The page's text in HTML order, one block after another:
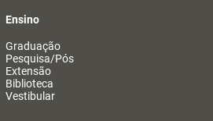
Ensino
Graduação
Pesquisa/Pós
Extensão
Biblioteca
Vestibular